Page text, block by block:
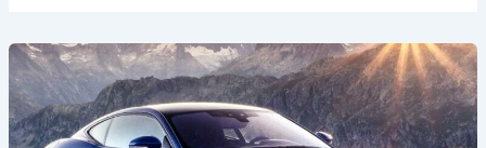
ورشة
جاكوار
في
الدمام